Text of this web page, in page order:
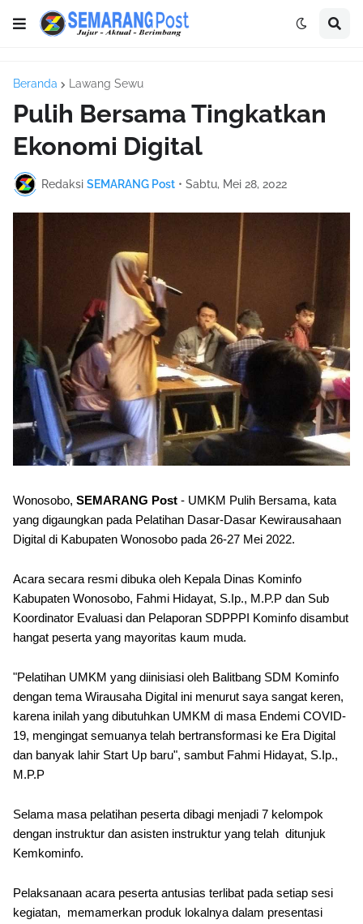
Beranda Lawang Sewu
Pulih Bersama Tingkatkan
Ekonomi Digital
Redaksi SEMARANG Post • Sabtu, Mei 28, 2022
Wonosobo, SEMARANG Post - UMKM Pulih Bersama, kata
yang digaungkan pada Pelatihan Dasar-Dasar Kewirausahaan
Digital di Kabupaten Wonosobo pada 26-27 Mei 2022.
Acara secara resmi dibuka oleh Kepala Dinas Kominfo
Kabupaten Wonosobo, Fahmi Hidayat, S.Ip., M.P.P dan Sub
Koordinator Evaluasi dan Pelaporan SDPPPI Kominfo disambut
hangat peserta yang mayoritas kaum muda.
"Pelatihan UMKM yang diinisiasi oleh Balitbang SDM Kominfo
dengan tema Wirausaha Digital ini menurut saya sangat keren,
karena inilah yang dibutuhkan UMKM di masa Endemi COVID-
19, mengingat semuanya telah bertransformasi ke Era Digital
dan banyak lahir Start Up baru", sambut Fahmi Hidayat, S.Ip.,
M.P.P
Selama masa pelatihan peserta dibagi menjadi 7 kelompok
dengan instruktur dan asisten instruktur yang telah ditunjuk
Kemkominfo.
Pelaksanaan acara peserta antusias terlibat pada setiap sesi
kegiatan, memamerkan produk lokalnya dalam presentasi